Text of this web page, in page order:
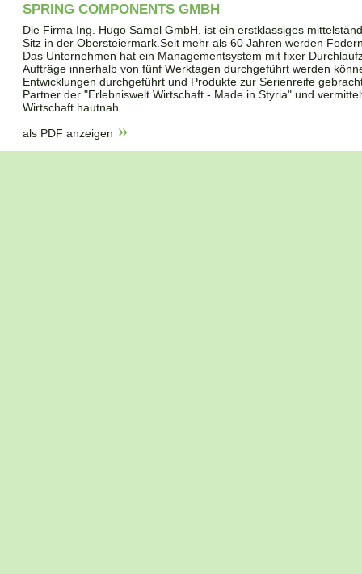
SPRING COMPONENTS GMBH
Die Firma Ing. Hugo Sampl GmbH. ist ein erstklassiges
Sitz in der Obersteiermark.Seit mehr als 60 Jahren werden
Das Unternehmen hat ein Managementsystem mit fixer
Aufträge innerhalb von fünf Werktagen durchgeführt werden
Entwicklungen durchgeführt und Produkte zur Serienreife
Partner der "Erlebniswelt Wirtschaft - Made in Styria" und
Wirtschaft hautnah.
als PDF anzeigen